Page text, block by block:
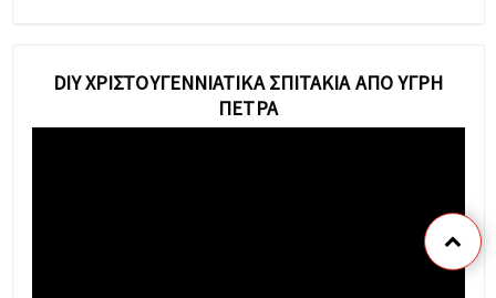
DIY ΧΡΙΣΤΟΥΓΕΝΝΙΆΤΙΚΑ ΣΠΙΤΆΚΙΑ ΑΠΌ ΥΓΡΉ
ΠΈΤΡΑ